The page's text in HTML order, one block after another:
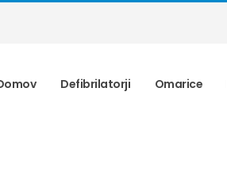
Defibrilatorji Omarice